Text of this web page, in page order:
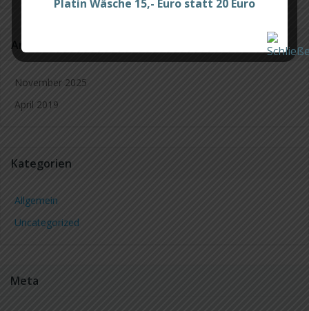
Archiv
November 2025
April 2019
Kategorien
Allgemein
Uncategorized
Meta
Platin Wäsche 15,- Euro statt 20 Euro